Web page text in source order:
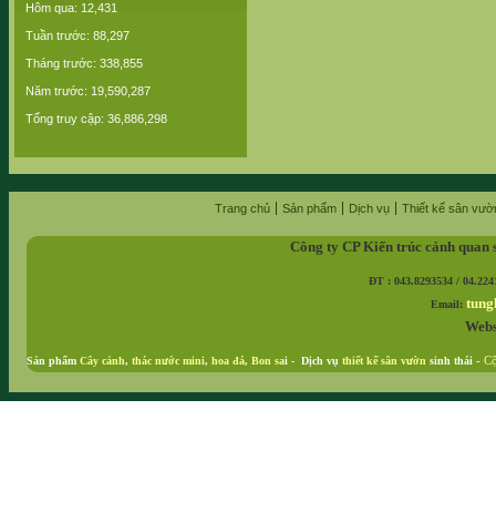
Hôm qua: 12,431
Tuần trước: 88,297
Tháng trước: 338,855
Năm trước: 19,590,287
Tổng truy cập: 36,886,298
Trang chủ Sản phẩm Dịch vụ Thiết kế sân
Công ty CP Kiến trúc cảnh
ĐT : 043.8293534 /
Email:
Sản phẩm Cây cảnh, thác nước mini, hoa đá, Bon sai - Dịch vụ thiết kế sân vườn sinh thái -